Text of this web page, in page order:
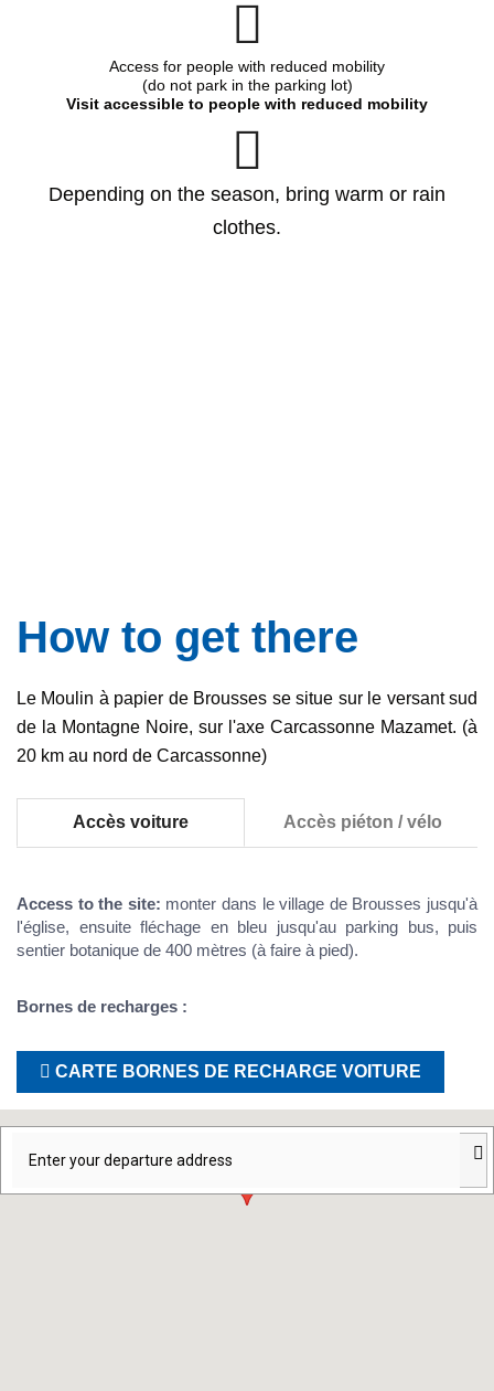
Access for people with reduced mobility
(do not park in the parking lot)
Visit accessible to people with reduced mobility
Depending on the season, bring warm or rain
clothes.
How to get there
Le Moulin à papier de Brousses se situe sur le versant sud
de la Montagne Noire, sur l'axe Carcassonne Mazamet. (à
20 km au nord de Carcassonne)
Accès voiture Accès piéton / vélo
Access to the site: monter dans le village de Brousses jusqu'à
l'église, ensuite fléchage en bleu jusqu'au parking bus, puis
sentier botanique de 400 mètres (à faire à pied).
Bornes de recharges :
CARTE BORNES DE RECHARGE VOITURE